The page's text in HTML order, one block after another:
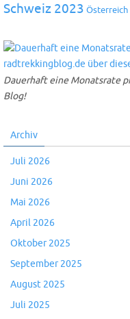
Schweiz 2023 Österreich
Dauerhaft eine Monatsrate
Blog!
Archiv
Juli 2026
Juni 2026
Mai 2026
April 2026
Oktober 2025
September 2025
August 2025
Juli 2025